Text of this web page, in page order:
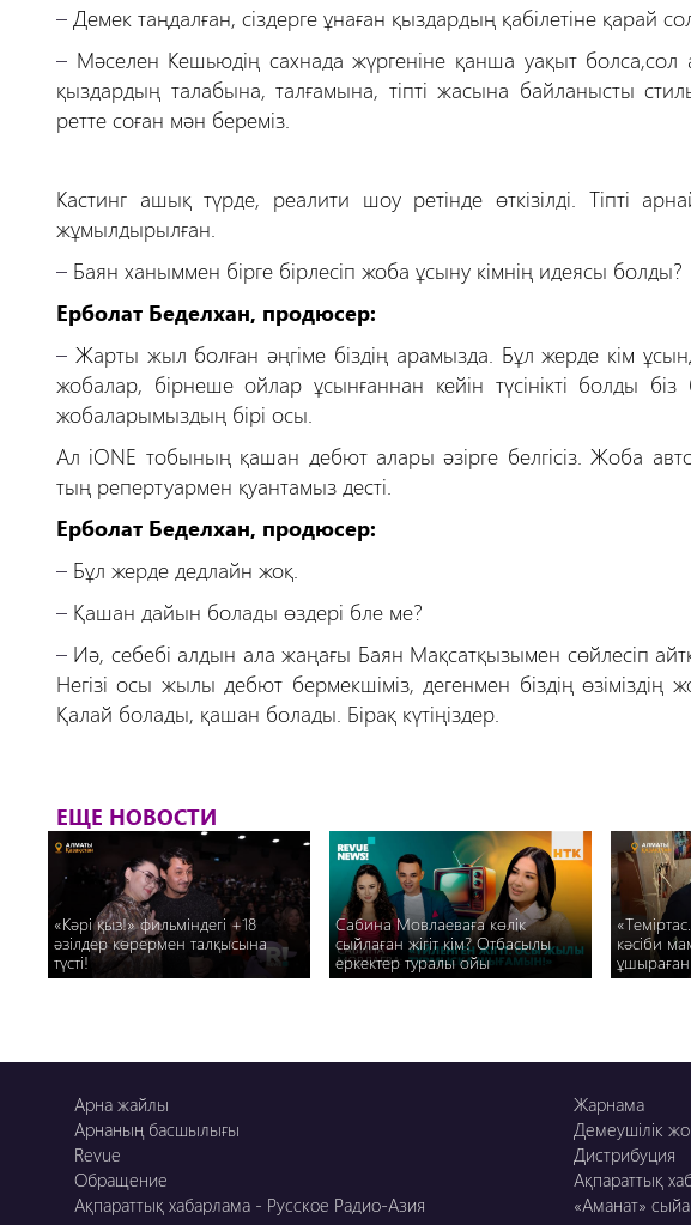
– Демек таңдалған, сіздерге ұнаған қыздардың қабілетіне қарай
– Мәселен Кешьюдің сахнада жүргеніне қанша уақыт
қыздардың талабына, талғамына, тіпті жасына байланысты
ретте соған мән береміз.
Кастинг ашық түрде, реалити шоу ретінде өткізілді. Тіпті
жұмылдырылған.
– Баян ханыммен бірге бірлесіп жоба ұсыну кімнің идеясы болды?
Ерболат Беделхан, продюсер:
– Жарты жыл болған әңгіме біздің арамызда. Бұл жерде кім
жобалар, бірнеше ойлар ұсынғаннан кейін түсінікті болды біз
жобаларымыздың бірі осы.
Ал iONE тобының қашан дебют алары әзірге белгісіз. Жоба
тың репертуармен қуантамыз десті.
Ерболат Беделхан, продюсер:
– Бұл жерде дедлайн жоқ.
– Қашан дайын болады өздері бле ме?
– Иә, себебі алдын ала жаңағы Баян Мақсатқызымен сөйлесіп
Негізі осы жылы дебют бермекшіміз, дегенмен біздің
Қалай болады, қашан болады. Бірақ күтіңіздер.
ЕЩЕ НОВОСТИ
«Кәрі қыз!» фильміндегі +18
әзілдер көрермен талқысына
түсті!
Сабина Мовлаеваға көлік
сыйлаған жігіт кім? Отбасылы
еркектер туралы ойы
кәсіби
Арна жайлы
Арнаның басшылығы
Revue
Обращение
Жарнама
Демеушілік
Дистрибуция
Ақпараттық
Ақпараттық хабарлама - Русское Радио-Азия
«Аманат»